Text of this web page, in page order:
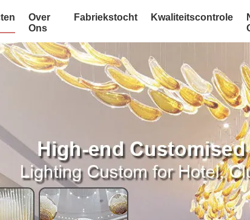
Over
Ons
Fabriekstocht Kwaliteitscontrole